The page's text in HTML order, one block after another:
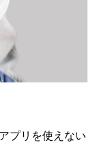
プリを使えない